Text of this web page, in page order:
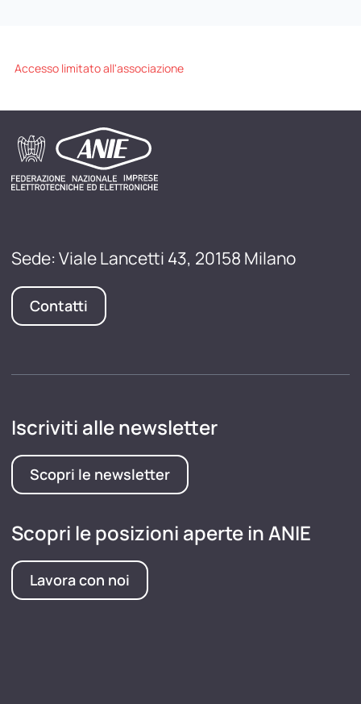
Accesso limitato all'associazione
Sede: Viale Lancetti 43, 20158 Milano
Contatti
Iscriviti alle newsletter
Scopri le newsletter
Scopri le posizioni aperte in ANIE
Lavora con noi